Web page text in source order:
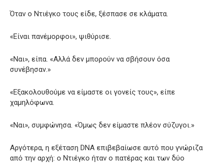
Όταν ο Ντιέγκο τους είδε, ξέσπασε σε κλάματα.
«Είναι πανέμορφοι», ψιθύρισε.
«Ναι», είπα. «Αλλά δεν μπορούν να σβήσουν όσα
συνέβησαν.»
«Εξακολουθούμε να είμαστε οι γονείς τους», είπε
χαμηλόφωνα.
«Ναι», συμφώνησα. «Όμως δεν είμαστε πλέον σύζυγοι.»
Αργότερα, η εξέταση DNA επιβεβαίωσε αυτό που γνώριζα
από την αρχή: ο Ντιέγκο ήταν ο πατέρας και των δύο